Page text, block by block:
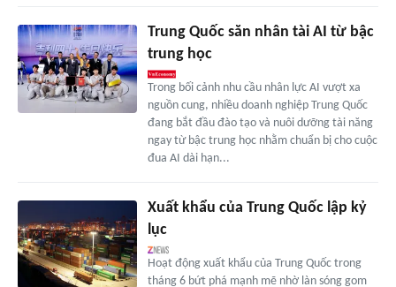
Trung Quốc săn nhân tài AI từ bậc
trung học
Trong bối cảnh nhu cầu nhân lực AI vượt xa
nguồn cung, nhiều doanh nghiệp Trung Quốc
đang bắt đầu đào tạo và nuôi dưỡng tài năng
ngay từ bậc trung học nhằm chuẩn bị cho cuộc
đua AI dài hạn...
Xuất khẩu của Trung Quốc lập kỷ
lục
Hoạt động xuất khẩu của Trung Quốc trong
tháng 6 bứt phá mạnh mẽ nhờ làn sóng gom